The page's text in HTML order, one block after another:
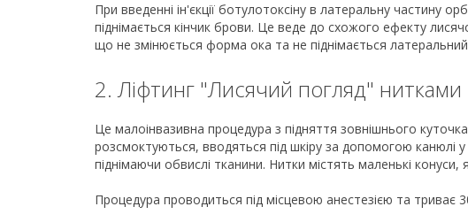
При введенні ін'єкції ботулотоксіну в латеральну частину
піднімається кінчик брови. Це веде до схожого ефекту
що не змінюється форма ока та не піднімається латеральний
2. Ліфтинг "Лисячий погляд" нитками
Це малоінвазивна процедура з підняття зовнішнього
розсмоктуються, вводяться під шкіру за допомогою канюлі
піднімаючи обвислі тканини. Нитки містять маленькі
Процедура проводиться під місцевою анестезією та триває